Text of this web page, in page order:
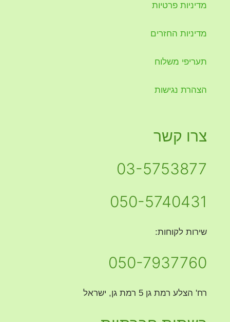
מדיניות פרטיות
מדיניות החזרים
תעריפי משלוח
הצהרת נגישות
צרו קשר
03-5753877
050-5740431
שירות לקוחות:
050-7937760
רח' הצלע רמת גן 5 רמת גן, ישראל